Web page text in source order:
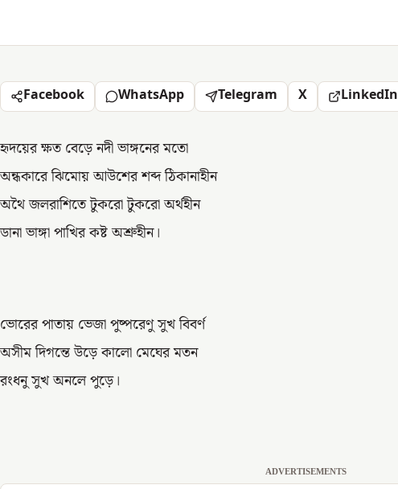
Facebook WhatsApp Telegram X LinkedIn
হৃদয়ের ক্ষত বেড়ে নদী ভাঙ্গনের মতো
অন্ধকারে ঝিমোয় আউশের শব্দ ঠিকানাহীন
অথৈ জলরাশিতে টুকরো টুকরো অর্থহীন
ডানা ভাঙ্গা পাখির কষ্ট অশ্রুহীন।
ভোরের পাতায় ভেজা পুষ্পরেণু সুখ বিবর্ণ
অসীম দিগন্তে উড়ে কালো মেঘের মতন
রংধনু সুখ অনলে পুড়ে।
ADVERTISEMENTS